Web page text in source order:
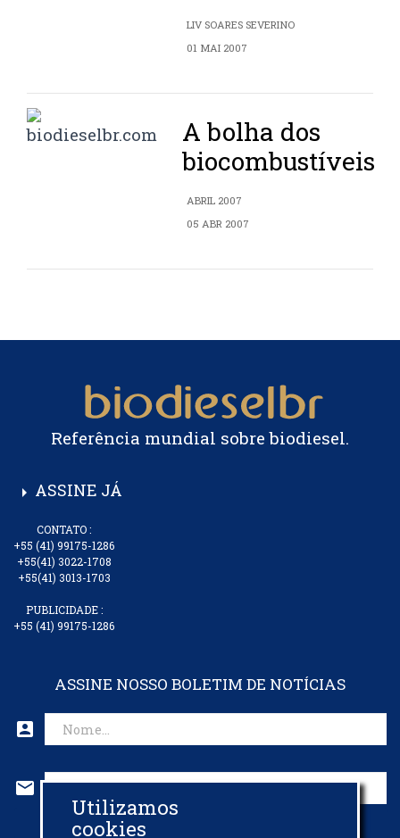
LIV SOARES SEVERINO
01 MAI 2007
A bolha dos
biocombustíveis
ABRIL 2007
05 ABR 2007
Referência mundial sobre biodiesel.
arrow_right ASSINE JÁ
CONTATO :
+55 (41) 99175-1286
+55(41) 3022-1708
+55(41) 3013-1703
PUBLICIDADE :
+55 (41) 99175-1286
ASSINE NOSSO BOLETIM DE NOTÍCIAS
account_box
mail
CADASTRAR EMAIL
Utilizamos
cookies